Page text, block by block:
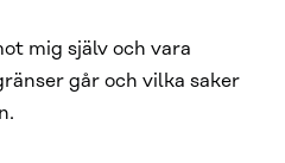
mig själv och vara
går och vilka saker